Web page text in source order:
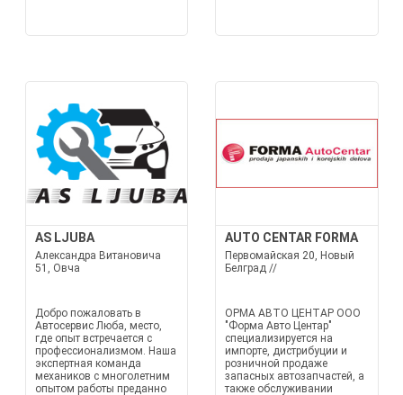
AS LJUBA
Александра Витановича
51, Овча
Добро пожаловать в
Автосервис Люба, место,
где опыт встречается с
профессионализмом. Наша
экспертная команда
механиков с многолетним
опытом работы преданно
AUTO CENTAR FORMA
Первомайская 20, Новый
Белград //
ОРМА АВТО ЦЕНТАР ООО
"Форма Авто Центар"
специализируется на
импорте, дистрибуции и
розничной продаже
запасных автозапчастей, а
также обслуживании